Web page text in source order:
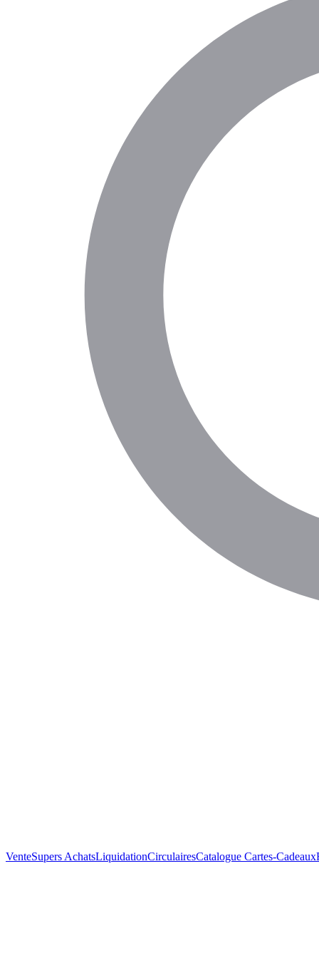
VenteSupers AchatsLiquidationCirculairesCatalogue Cartes-Cadeaux